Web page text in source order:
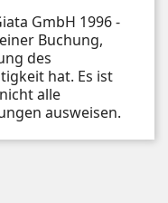
GmbH 1996 -
Buchung,
des
hat. Es ist
alle
ausweisen.